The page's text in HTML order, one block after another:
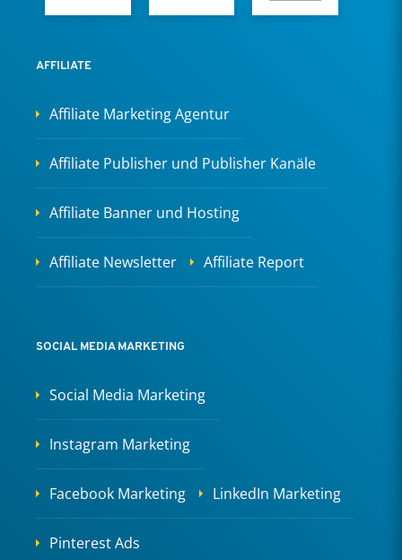
AFFILIATE
Affiliate Marketing Agentur
Affiliate Publisher und Publisher Kanäle
Affiliate Banner und Hosting
Affiliate Newsletter Affiliate Report
SOCIAL MEDIA MARKETING
Social Media Marketing
Instagram Marketing
Facebook Marketing LinkedIn Marketing
Pinterest Ads